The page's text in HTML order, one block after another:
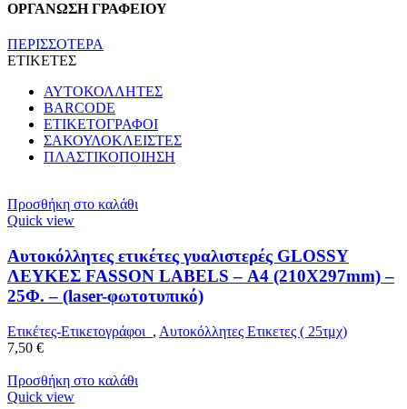
ΟΡΓΑΝΩΣΗ ΓΡΑΦΕΙΟΥ
ΠΕΡΙΣΣΟΤΕΡΑ
ΕΤΙΚΕΤΕΣ
ΑΥΤΟΚΟΛΛΗΤΕΣ
BARCODE
ΕΤΙΚΕΤΟΓΡΑΦΟΙ
ΣΑΚΟΥΛΟΚΛΕΙΣΤΕΣ
ΠΛΑΣΤΙΚΟΠΟΙΗΣΗ
Προσθήκη στο καλάθι
Quick view
Αυτοκόλλητες ετικέτες γυαλιστερές GLOSSY
ΛΕΥΚΕΣ FASSON LABELS – Α4 (210X297mm) –
25Φ. – (laser-φωτοτυπικό)
Ετικέτες-Ετικετογράφοι , Αυτοκόλλητες Ετικετες ( 25τμχ)
7,50 €
Προσθήκη στο καλάθι
Quick view